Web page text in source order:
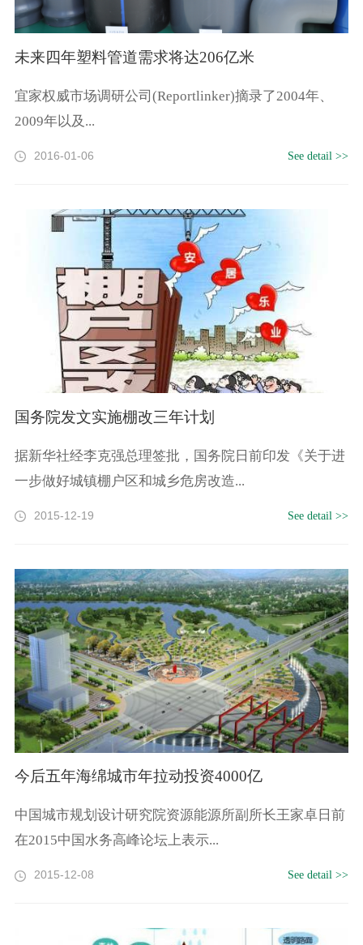
未来四年塑料管道需求将达206亿米
宜家权威市场调研公司(Reportlinker)摘录了2004年、
2009年以及...
2016-01-06 See detail >>
国务院发文实施棚改三年计划
据新华社经李克强总理签批，国务院日前印发《关于进
一步做好城镇棚户区和城乡危房改造...
2015-12-19 See detail >>
今后五年海绵城市年拉动投资4000亿
中国城市规划设计研究院资源能源所副所长王家卓日前
在2015中国水务高峰论坛上表示...
2015-12-08 See detail >>